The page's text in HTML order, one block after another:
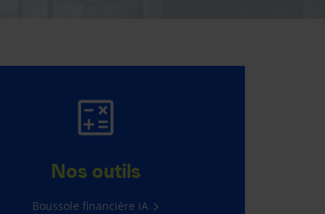
AUTO
HABITATION
$ d’économie en moyenne*
Nos outils
Boussole financière iA